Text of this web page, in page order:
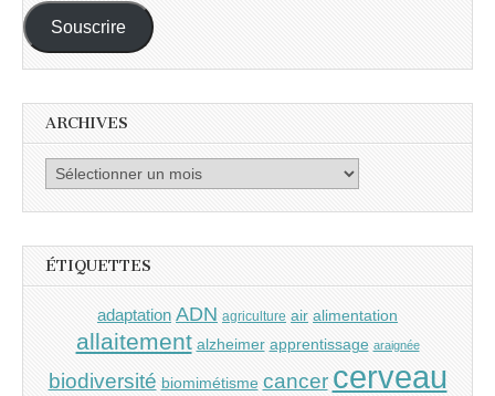
mail :
Souscrire
ARCHIVES
Archives
ÉTIQUETTES
adaptation ADN agriculture air alimentation
allaitement alzheimer apprentissage araignée
biodiversité biomimétisme cancer cerveau